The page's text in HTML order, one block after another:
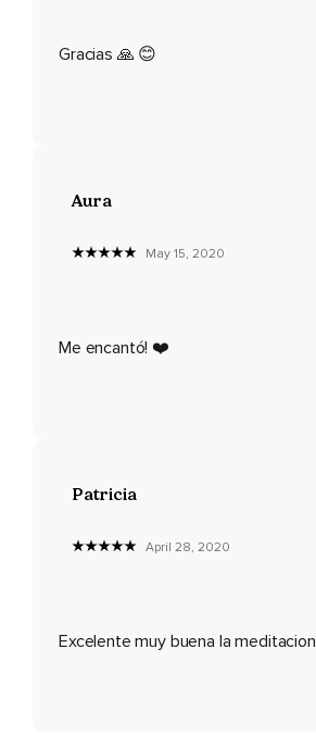
Gracias 🙏 😊
Aura
May 15, 2020
Me encantó! ❤️
Patricia
April 28, 2020
Excelente muy buena la meditacion